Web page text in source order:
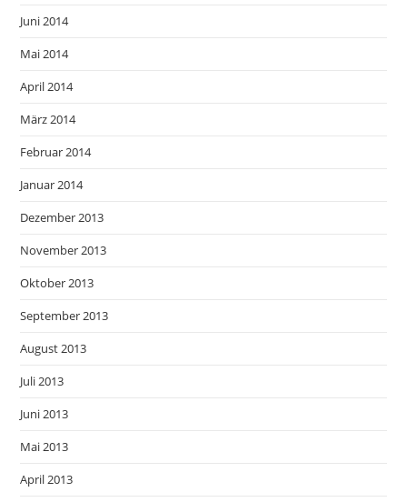
Juni 2014
Mai 2014
April 2014
März 2014
Februar 2014
Januar 2014
Dezember 2013
November 2013
Oktober 2013
September 2013
August 2013
Juli 2013
Juni 2013
Mai 2013
April 2013